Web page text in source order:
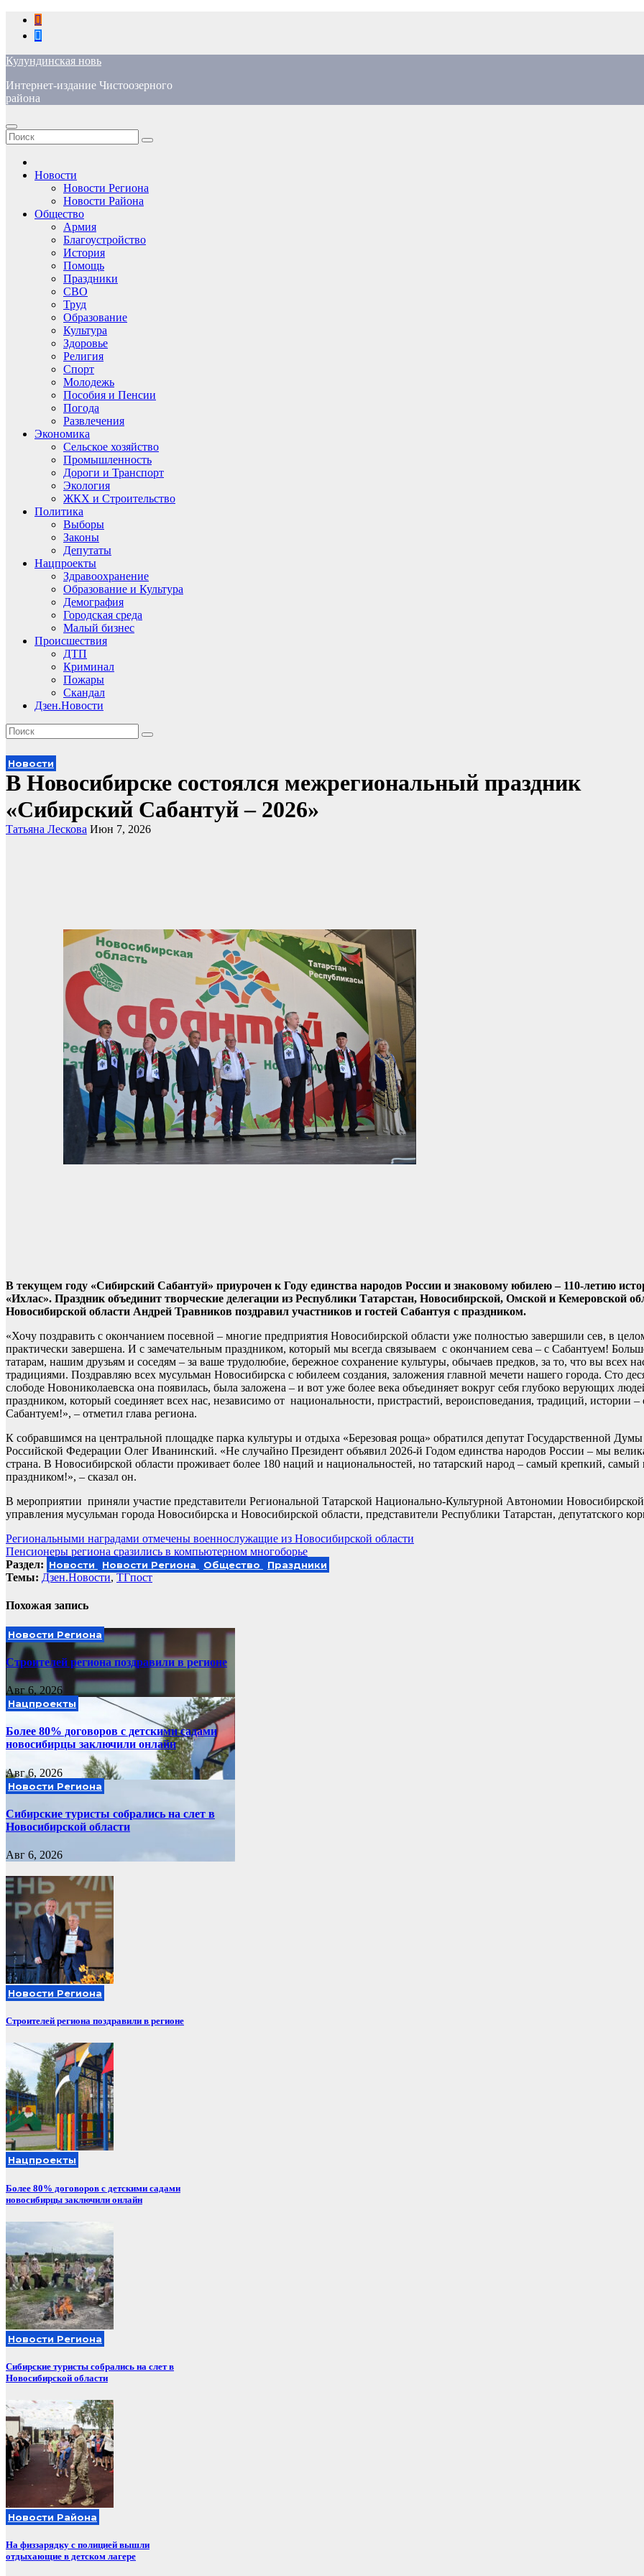
Перейти
содержимому
Кулундинская новь
Интернет-издание Чистоозерного
района
Новости
Новости Региона
Новости Района
Общество
Армия
Благоустройство
История
Помощь
Праздники
СВО
Труд
Образование
Культура
Здоровье
Религия
Спорт
Молодежь
Пособия и Пенсии
Погода
Развлечения
Экономика
Сельское хозяйство
Промышленность
Дороги и Транспорт
Экология
ЖКХ и Строительство
Политика
Выборы
Законы
Депутаты
Нацпроекты
Здравоохранение
Образование и Культура
Демография
Городская среда
Малый бизнес
Происшествия
ДТП
Криминал
Пожары
Скандал
Дзен.Новости
Новости
В Новосибирске состоялся межрегиональный праздник
«Сибирский Сабантуй – 2026»
Татьяна Лескова Июн 7, 2026
В текущем году «Сибирский Сабантуй» приурочен к Году единства народов России и знаковому юбилею – 110-летию
«Ихлас». Праздник объединит творческие делегации из Республики Татарстан, Новосибирской, Омской и Кемеровской
Новосибирской области Андрей Травников поздравил участников и гостей Сабантуя с праздником.
«Хочу поздравить с окончанием посевной – многие предприятия Новосибирской области уже полностью завершили сев, в
практически завершена. И с замечательным праздником, который мы всегда связываем с окончанием сева – с Сабантуем!
татарам, нашим друзьям и соседям – за ваше трудолюбие, бережное сохранение культуры, обычаев предков, за то, что вы всех
традициями. Поздравляю всех мусульман Новосибирска с юбилеем создания, заложения главной мечети нашего города. Сто
слободе Новониколаевска она появилась, была заложена – и вот уже более века объединяет вокруг себя глубоко верующих
праздником, который соединяет всех нас, независимо от национальности, пристрастий, вероисповедания, традиций, истории
Сабантуем!», – отметил глава региона.
К собравшимся на центральной площадке парка культуры и отдыха «Березовая роща» обратился депутат Государственной
Российской Федерации Олег Иванинский. «Не случайно Президент объявил 2026-й Годом единства народов России – мы
страна. В Новосибирской области проживает более 180 наций и национальностей, но татарский народ – самый крепкий,
праздником!», – сказал он.
В мероприятии приняли участие представители Региональной Татарской Национально-Культурной Автономии
управления мусульман города Новосибирска и Новосибирской области, представители Республики Татарстан, депутатского
Навигация
по
записям
Региональными наградами отмечены военнослужащие из Новосибирской области
Пенсионеры региона сразились в компьютерном многоборье
Раздел: Новости Новости Региона Общество Праздники
Темы: Дзен.Новости, ТГпост
Похожая запись
Новости Региона
Строителей региона поздравили в регионе
Авг 6, 2026
Нацпроекты
Более 80% договоров с детскими садами
новосибирцы заключили онлайн
Авг 6, 2026
Новости Региона
Сибирские туристы собрались на слет в
Новосибирской области
Авг 6, 2026
Новости Региона
Строителей региона поздравили в регионе
Нацпроекты
Более 80% договоров с детскими садами
новосибирцы заключили онлайн
Новости Региона
Сибирские туристы собрались на слет в
Новосибирской области
Новости Района
На физзарядку с полицией вышли
отдыхающие в детском лагере